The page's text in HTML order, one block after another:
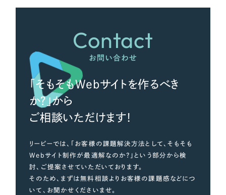
マーケティングDX支援
Webサイト制作
ECサイト制作
ブランドサイト制作
ポータルサイト・メディアサイト （39件）
LP（ランディングページ） （28件）
キャンペーン・プロモーションサイト
ブランディング（ロゴ・印刷物） （90件）
その他
お客様インタビュー
Outsourcing
Contact
お問い合わせ
「そもそもWebサイトを作るべき
か？」から
ご相談いただけます！
リーピーでは、「お客様の課題解決方法として、そもそも
Webサイト制作が最適解なのか？」という部分から検
討、ご提案させていただいております。
そのため、まずは無料相談よりお客様の課題感などにつ
いて、お聞かせくださいませ。